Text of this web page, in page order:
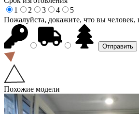
1
2 3 4
5
Пожалуйста, докажите, что вы человек,
Похожие модели